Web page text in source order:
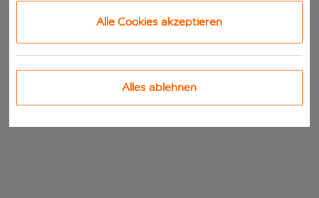
Alle Cookies akzeptieren
Alles ablehnen